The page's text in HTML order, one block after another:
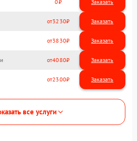
0 Заказать
3230
3830
4080
2300
все услуги